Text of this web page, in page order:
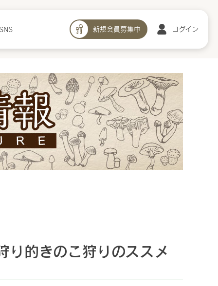
新規会員募集中 ログイン
的きのこ狩りのススメ